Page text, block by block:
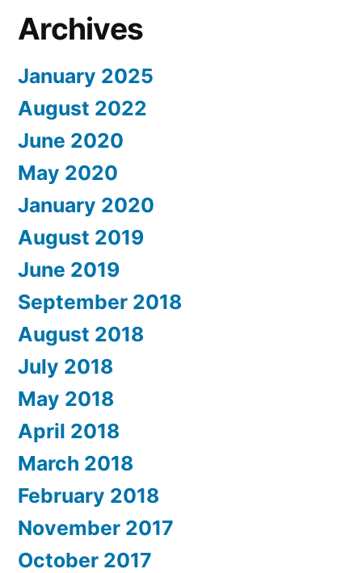
Archives
January 2025
August 2022
June 2020
May 2020
January 2020
August 2019
June 2019
September 2018
August 2018
July 2018
May 2018
April 2018
March 2018
February 2018
November 2017
October 2017